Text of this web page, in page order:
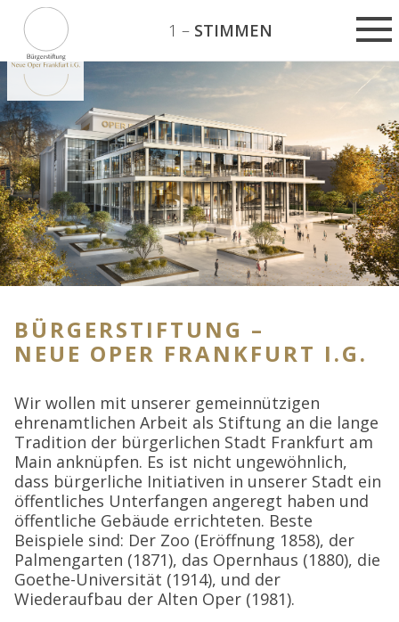
1 –STIMMEN
BÜRGERSTIFTUNG –
NEUE OPER FRANKFURT I.G.
Wir wollen mit unserer gemeinnützigen
ehrenamtlichen Arbeit als Stiftung an die lange
Tradition der bürgerlichen Stadt Frankfurt am
Main anknüpfen. Es ist nicht ungewöhnlich,
dass bürgerliche Initiativen in unserer Stadt ein
öffentliches Unterfangen angeregt haben und
öffentliche Gebäude errichteten. Beste
Beispiele sind: Der Zoo (Eröffnung 1858), der
Palmengarten (1871), das Opernhaus (1880), die
Goethe-Universität (1914), und der
Wiederaufbau der Alten Oper (1981).